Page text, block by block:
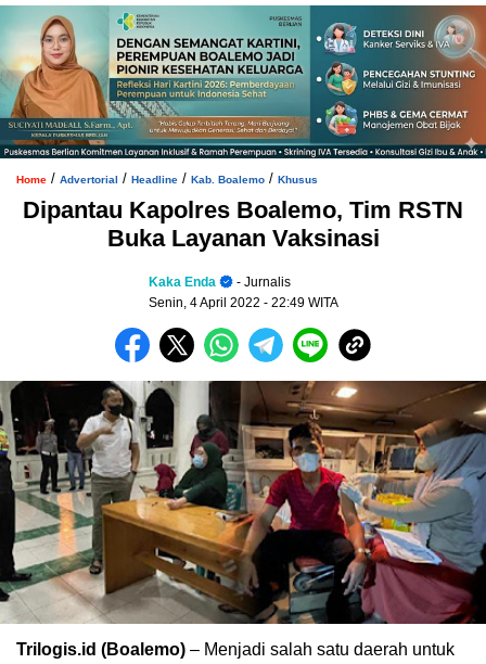
Home / Advertorial / Headline / Kab. Boalemo / Khusus
Dipantau Kapolres Boalemo, Tim RSTN
Buka Layanan Vaksinasi
Kaka Enda
- Jurnalis
Senin, 4 April 2022 - 22:49 WITA
Trilogis.id (Boalemo) – Menjadi salah satu daerah untuk